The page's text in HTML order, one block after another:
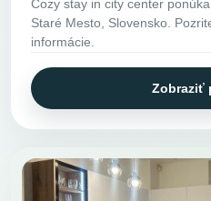
Cozy stay in city center
Staré Mesto, Slovensko.
informácie.
Zobraziť